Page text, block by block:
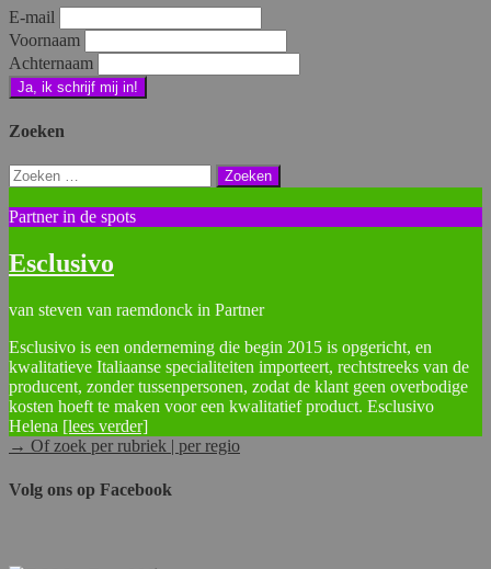
E-mail
Voornaam
Achternaam
Zoeken
Zoeken
naar:
Partner in de spots
Esclusivo
van steven van raemdonck in Partner
Esclusivo is een onderneming die begin 2015 is opgericht, en
kwalitatieve Italiaanse specialiteiten importeert, rechtstreeks van de
producent, zonder tussenpersonen, zodat de klant geen overbodige
kosten hoeft te maken voor een kwalitatief product. Esclusivo
Helena [lees verder]
→ Of zoek per rubriek | per regio
Volg ons op Facebook